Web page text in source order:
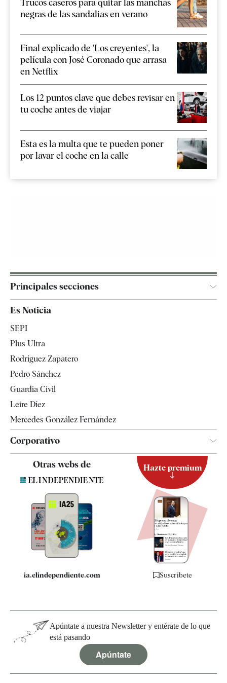
Trucos caseros para quitar las manchas
negras de las sandalias en verano
Final explicado de 'Los creyentes', la
película con José Coronado que arrasa
en Netflix
Los 12 puntos clave que debes revisar en
tu coche antes de viajar
Esta es la multa que te pueden poner
por lavar el coche en la calle
Principales secciones
España
Televisión
Es Noticia
SEPI
Plus Ultra
Rodríguez Zapatero
Pedro Sánchez
Guardia Civil
Leire Díez
Mercedes González Fernández
Corporativo
Contacto
Quiénes somos
Especificaciones
Otras webs de
ia.elindependiente.com
Hazte premium
Suscríbete
Apúntate a nuestra Newsletter y entérate de lo que
está pasando
Apúntate